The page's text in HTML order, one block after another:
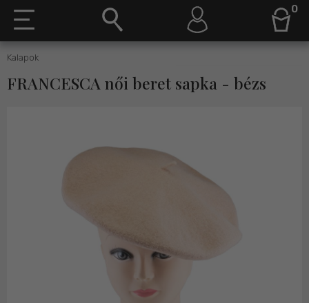
0
Kalapok
FRANCESCA női beret sapka - bézs